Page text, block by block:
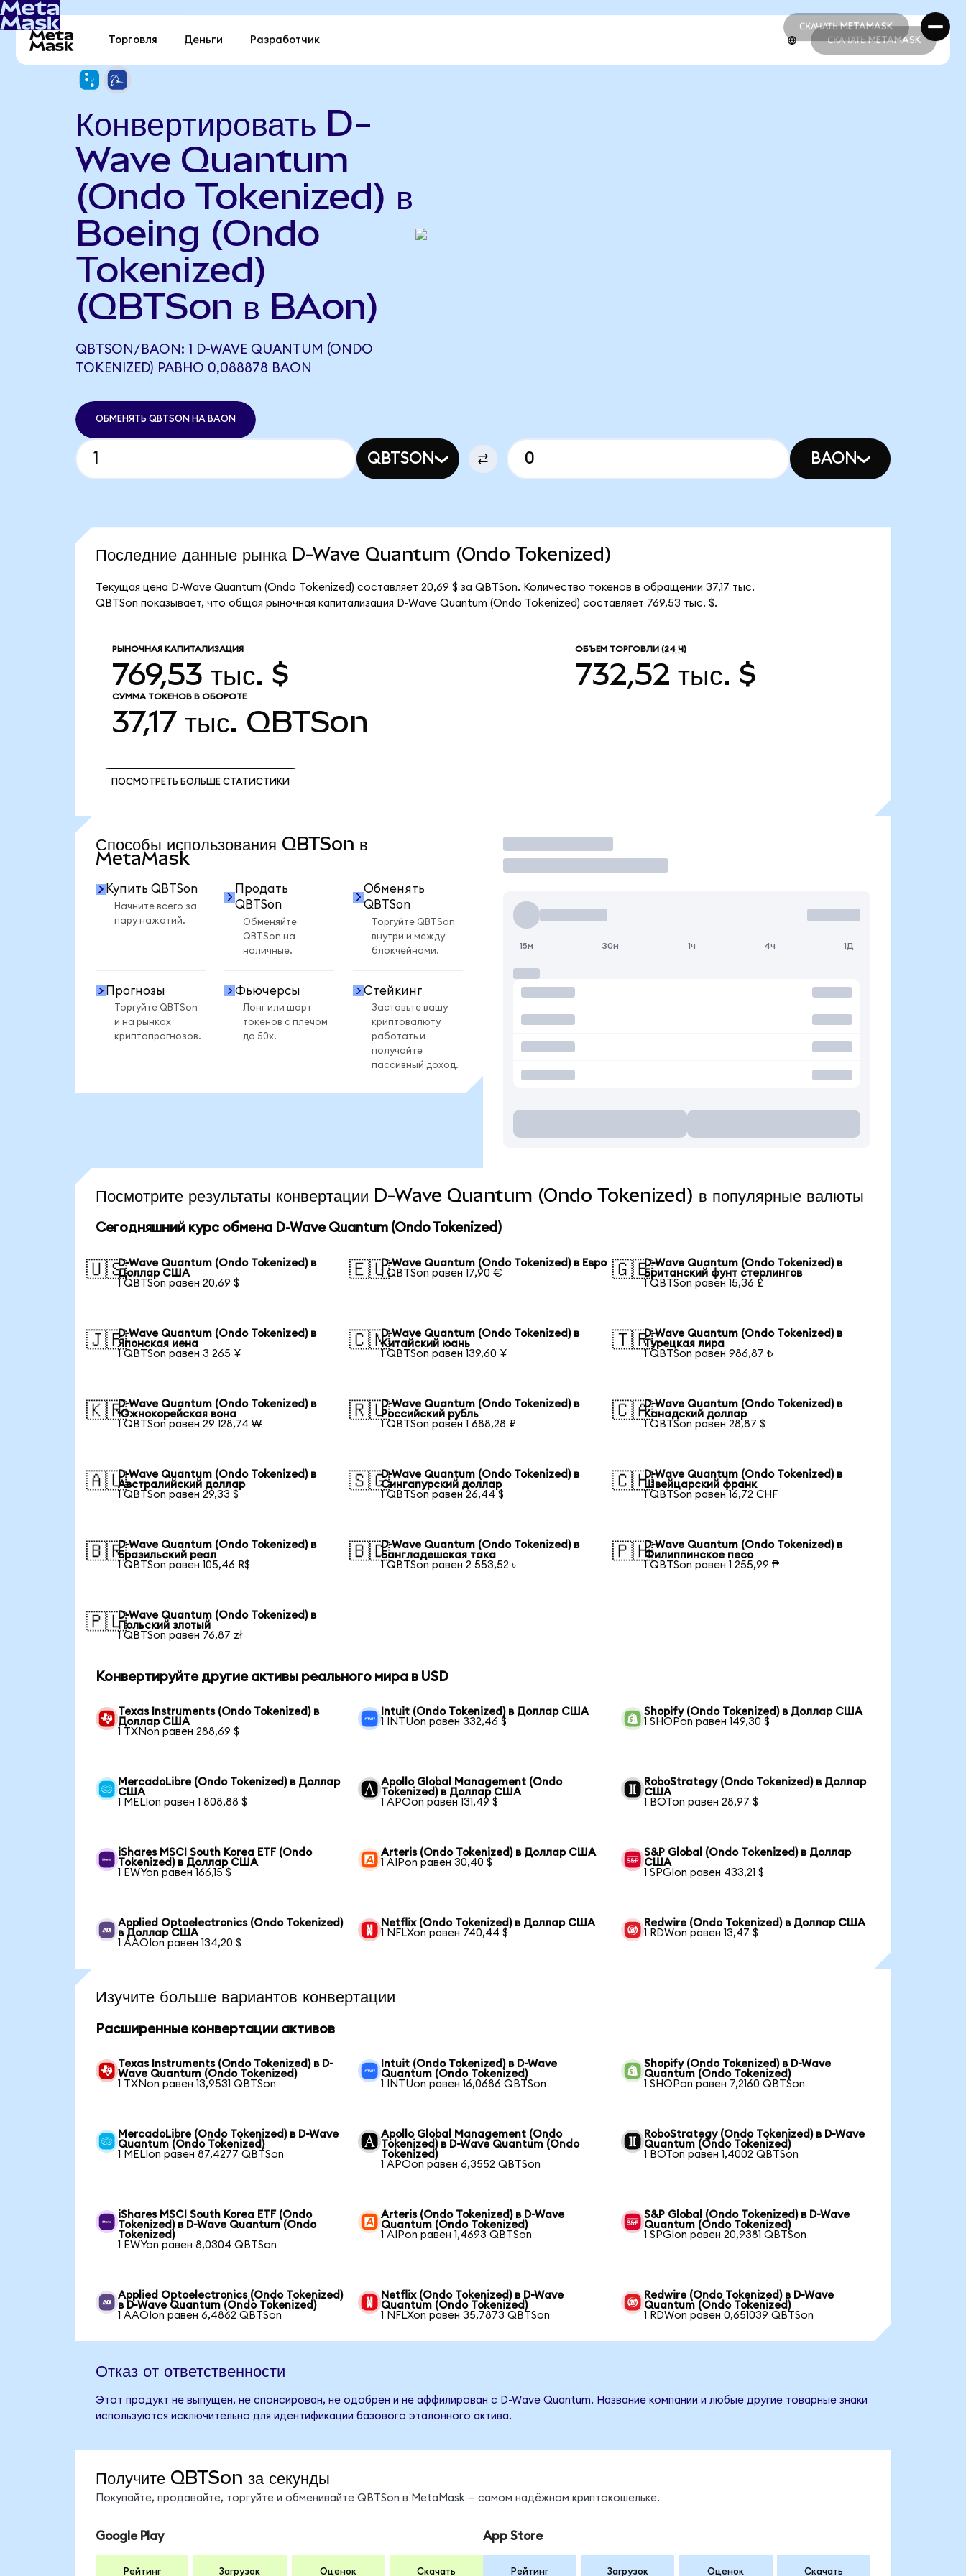
СКАЧАТЬ METAMASK
СКАЧАТЬ METAMASK
Торговля Деньги Разработчик СКАЧАТЬ METAMASK
Конвертировать D-
Wave Quantum
(Ondo Tokenized) в
Boeing (Ondo
Tokenized)
(QBTSon в BAon)
QBTSON/BAON: 1 D-WAVE QUANTUM (ONDO
TOKENIZED) РАВНО 0,088878 BAON
ОБМЕНЯТЬ QBTSON НА BAON
QBTSON BAON
Последние данные рынка D-Wave Quantum (Ondo Tokenized)
Текущая цена D-Wave Quantum (Ondo Tokenized) составляет 20,69 $ за QBTSon. Количество токенов в обращении 37,17 тыс.
QBTSon показывает, что общая рыночная капитализация D-Wave Quantum (Ondo Tokenized) составляет 769,53 тыс. $.
РЫНОЧНАЯ КАПИТАЛИЗАЦИЯ
769,53 тыс. $
ОБЪЕМ ТОРГОВЛИ (24 Ч)
732,52 тыс. $
СУММА ТОКЕНОВ В ОБОРОТЕ
37,17 тыс. QBTSon
ПОСМОТРЕТЬ БОЛЬШЕ СТАТИСТИКИ
Способы использования QBTSon в
MetaMask
Купить QBTSon
Начните всего за
пару нажатий.
Продать
QBTSon
Обменяйте
QBTSon на
наличные.
Обменять
QBTSon
Торгуйте QBTSon
внутри и между
блокчейнами.
Прогнозы
Торгуйте QBTSon
и на рынках
криптопрогнозов.
Фьючерсы
Лонг или шорт
токенов с плечом
до 50x.
Стейкинг
Заставьте вашу
криптовалюту
работать и
получайте
пассивный доход.
Торговать
15м 30м 1ч 4ч 1Д
Посмотрите результаты конвертации D-Wave Quantum (Ondo Tokenized) в популярные валюты
Сегодняшний курс обмена D-Wave Quantum (Ondo Tokenized)
🇺🇸D-Wave Quantum (Ondo Tokenized) в
Доллар США
1 QBTSon равен 20,69 $
🇪🇺D-Wave Quantum (Ondo Tokenized) в Евро
1 QBTSon равен 17,90 €
🇬🇧D-Wave Quantum (Ondo Tokenized) в
Британский фунт стерлингов
1 QBTSon равен 15,36 £
🇯🇵D-Wave Quantum (Ondo Tokenized) в
Японская иена
1 QBTSon равен 3 265 ¥
🇨🇳D-Wave Quantum (Ondo Tokenized) в
Китайский юань
1 QBTSon равен 139,60 ¥
🇹🇷D-Wave Quantum (Ondo Tokenized) в
Турецкая лира
1 QBTSon равен 986,87 ₺
🇰🇷D-Wave Quantum (Ondo Tokenized) в
Южнокорейская вона
1 QBTSon равен 29 128,74 ₩
🇷🇺D-Wave Quantum (Ondo Tokenized) в
Российский рубль
1 QBTSon равен 1 688,28 ₽
🇨🇦D-Wave Quantum (Ondo Tokenized) в
Канадский доллар
1 QBTSon равен 28,87 $
🇦🇺D-Wave Quantum (Ondo Tokenized) в
Австралийский доллар
1 QBTSon равен 29,33 $
🇸🇬D-Wave Quantum (Ondo Tokenized) в
Сингапурский доллар
1 QBTSon равен 26,44 $
🇨🇭D-Wave Quantum (Ondo Tokenized) в
Швейцарский франк
1 QBTSon равен 16,72 CHF
🇧🇷D-Wave Quantum (Ondo Tokenized) в
Бразильский реал
1 QBTSon равен 105,46 R$
🇧🇩D-Wave Quantum (Ondo Tokenized) в
Бангладешская така
1 QBTSon равен 2 553,52 ৳
🇵🇭D-Wave Quantum (Ondo Tokenized) в
Филиппинское песо
1 QBTSon равен 1 255,99 ₱
🇵🇱D-Wave Quantum (Ondo Tokenized) в
Польский злотый
1 QBTSon равен 76,87 zł
Конвертируйте другие активы реального мира в USD
Texas Instruments (Ondo Tokenized) в
Доллар США
1 TXNon равен 288,69 $
Intuit (Ondo Tokenized) в Доллар США
1 INTUon равен 332,46 $
Shopify (Ondo Tokenized) в Доллар США
1 SHOPon равен 149,30 $
MercadoLibre (Ondo Tokenized) в Доллар
США
1 MELIon равен 1 808,88 $
Apollo Global Management (Ondo
Tokenized) в Доллар США
1 APOon равен 131,49 $
RoboStrategy (Ondo Tokenized) в Доллар
США
1 BOTon равен 28,97 $
iShares MSCI South Korea ETF (Ondo
Tokenized) в Доллар США
1 EWYon равен 166,15 $
Arteris (Ondo Tokenized) в Доллар США
1 AIPon равен 30,40 $
S&P Global (Ondo Tokenized) в Доллар
США
1 SPGIon равен 433,21 $
Applied Optoelectronics (Ondo Tokenized)
в Доллар США
1 AAOIon равен 134,20 $
Netflix (Ondo Tokenized) в Доллар США
1 NFLXon равен 740,44 $
Redwire (Ondo Tokenized) в Доллар США
1 RDWon равен 13,47 $
Изучите больше вариантов конвертации
Расширенные конвертации активов
Texas Instruments (Ondo Tokenized) в D-
Wave Quantum (Ondo Tokenized)
1 TXNon равен 13,9531 QBTSon
Intuit (Ondo Tokenized) в D-Wave
Quantum (Ondo Tokenized)
1 INTUon равен 16,0686 QBTSon
Shopify (Ondo Tokenized) в D-Wave
Quantum (Ondo Tokenized)
1 SHOPon равен 7,2160 QBTSon
MercadoLibre (Ondo Tokenized) в D-Wave
Quantum (Ondo Tokenized)
1 MELIon равен 87,4277 QBTSon
Apollo Global Management (Ondo
Tokenized) в D-Wave Quantum (Ondo
Tokenized)
1 APOon равен 6,3552 QBTSon
RoboStrategy (Ondo Tokenized) в D-Wave
Quantum (Ondo Tokenized)
1 BOTon равен 1,4002 QBTSon
iShares MSCI South Korea ETF (Ondo
Tokenized) в D-Wave Quantum (Ondo
Tokenized)
1 EWYon равен 8,0304 QBTSon
Arteris (Ondo Tokenized) в D-Wave
Quantum (Ondo Tokenized)
1 AIPon равен 1,4693 QBTSon
S&P Global (Ondo Tokenized) в D-Wave
Quantum (Ondo Tokenized)
1 SPGIon равен 20,9381 QBTSon
Applied Optoelectronics (Ondo Tokenized)
в D-Wave Quantum (Ondo Tokenized)
1 AAOIon равен 6,4862 QBTSon
Netflix (Ondo Tokenized) в D-Wave
Quantum (Ondo Tokenized)
1 NFLXon равен 35,7873 QBTSon
Redwire (Ondo Tokenized) в D-Wave
Quantum (Ondo Tokenized)
1 RDWon равен 0,651039 QBTSon
Отказ от ответственности
Этот продукт не выпущен, не спонсирован, не одобрен и не аффилирован с D-Wave Quantum. Название компании и любые другие товарные знаки
используются исключительно для идентификации базового эталонного актива.
Получите QBTSon за секунды
Покупайте, продавайте, торгуйте и обменивайте QBTSon в MetaMask — самом надёжном криптокошельке.
Google Play
Рейтинг Загрузок Оценок Скачать
App Store
Рейтинг Загрузок Оценок Скачать